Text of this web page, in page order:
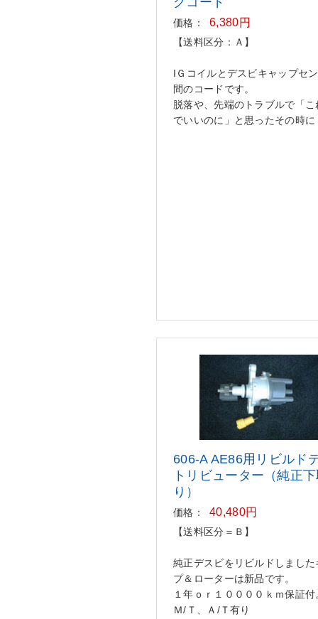
価格： 6,380円
【送料区分：Ａ】
IＧコイルとデスビキャップセ
間のコードです。
脱落や、先端のトラブルで「こ
でいいのに」と思ったその時に
606-A AE86用リビルド
トリビューター（純正
り）
価格： 40,480円
【送料区分＝Ｂ】
純正デスビをリビルドしました
プ＆ローターは新品です。
１年ｏｒ１００００ｋｍ保証
Ｍ/Ｔ、Ａ/Ｔ有り